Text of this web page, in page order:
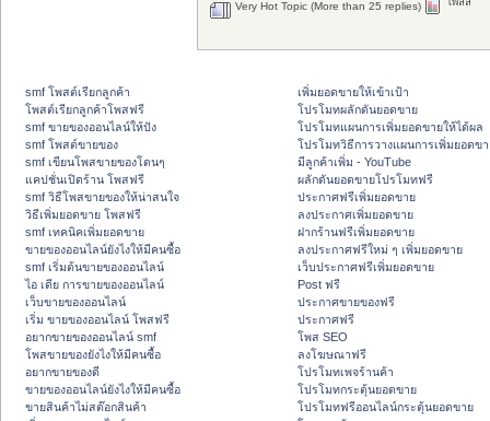
Very Hot Topic (More than 25 replies)
smf โพสต์เรียกลูกค้า
โพสต์เรียกลูกค้าโพสฟรี
smf ขายของออนไลน์ให้ปัง
smf โพสต์ขายของ
smf เขียนโพสขายของโดนๆ
แคปชั่นเปิดร้าน โพสฟรี
smf วิธีโพสขายของให้น่าสนใจ
วิธีเพิ่มยอดขาย โพสฟรี
smf เทคนิคเพิ่มยอดขาย
ขายของออนไลน์ยังไงให้มีคนซื้อ
smf เริ่มต้นขายของออนไลน์
ไอ เดีย การขายของออนไลน์
เว็บขายของออนไลน์
เริ่ม ขายของออนไลน์ โพสฟรี
อยากขายของออนไลน์ smf
โพสขายของยังไงให้มีคนซื้อ
อยากขายของดี
ขายของออนไลน์ยังไงให้มีคนซื้อ
ขายสินค้าไม่สต๊อกสินค้า
เพิ่มยอดขายให้เข้าเป้า
โปรโมทผลักดันยอดขาย
โปรโมทแผนการเพิ่มยอดขายให้ได้ผล
โปรโมทวิธีการวางแผนการเพิ่มยอดข
มีลูกค้าเพิ่ม - YouTube
ผลักดันยอดขายโปรโมทฟรี
ประกาศฟรีเพิ่มยอดขาย
ลงประกาศเพิ่มยอดขาย
ฝากร้านฟรีเพิ่มยอดขาย
ลงประกาศฟรีใหม่ ๆ เพิ่มยอดขาย
เว็บประกาศฟรีเพิ่มยอดขาย
Post ฟรี
ประกาศขายของฟรี
ประกาศฟรี
โพส SEO
ลงโฆษณาฟรี
โปรโมทเพจร้านค้า
โปรโมทกระตุ้นยอดขาย
โปรโมทฟรีออนไลน์กระตุ้นยอดขาย